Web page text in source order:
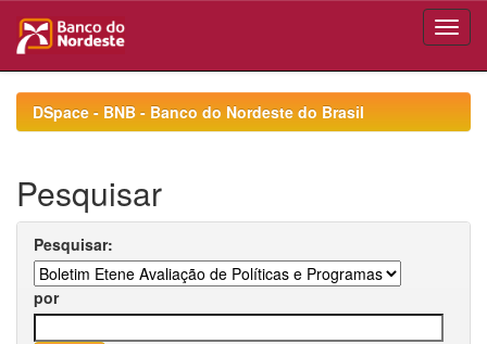
navigationDSpace - BNB - Banco do Nordeste do Brasil
Pesquisar
Pesquisar:
por